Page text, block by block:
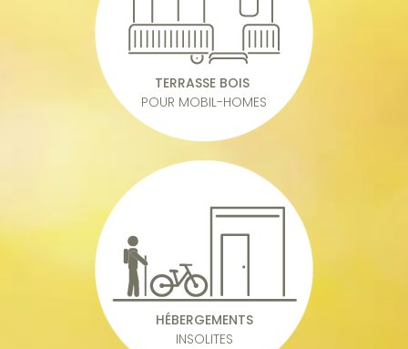
TERRASSE BOIS
POUR MOBIL-HOMES
HÉBERGEMENTS
INSOLITES